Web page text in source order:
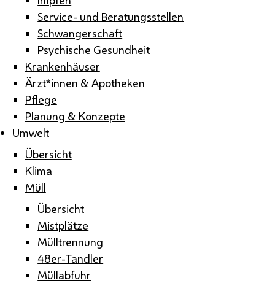
Service- und Beratungsstellen
Schwangerschaft
Psychische Gesundheit
Krankenhäuser
Ärzt*innen & Apotheken
Pflege
Planung & Konzepte
Umwelt
Übersicht
Klima
Müll
Übersicht
Mistplätze
Mülltrennung
48er-Tandler
Müllabfuhr